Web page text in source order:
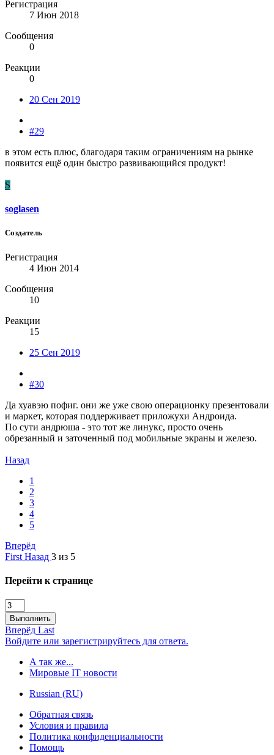
Регистрация
7 Июн 2018
Сообщения
0
Реакции
0
20 Сен 2019
#29
в этом есть плюс, благодаря таким ограничениям на рынке
появится ещё один быстро развивающийся продукт!
S
soglasen
Создатель
Регистрация
4 Июн 2014
Сообщения
10
Реакции
15
25 Сен 2019
#30
Да хуавэю пофиг. они же уже свою операционку презентовали
и маркет, которая поддерживает приложухи Андроида.
По сути андрюша - это тот же линукс, просто очень
обрезанный и заточенный под мобильные экраны и железо.
Назад
1
2
3
4
5
Вперёд
First Назад 3 из 5
Перейти к странице
Выполнить
Вперёд Last
Войдите или зарегистрируйтесь для ответа.
А так же...
Мировые IT новости
Russian (RU)
Обратная связь
Условия и правила
Политика конфиденциальности
Помощь